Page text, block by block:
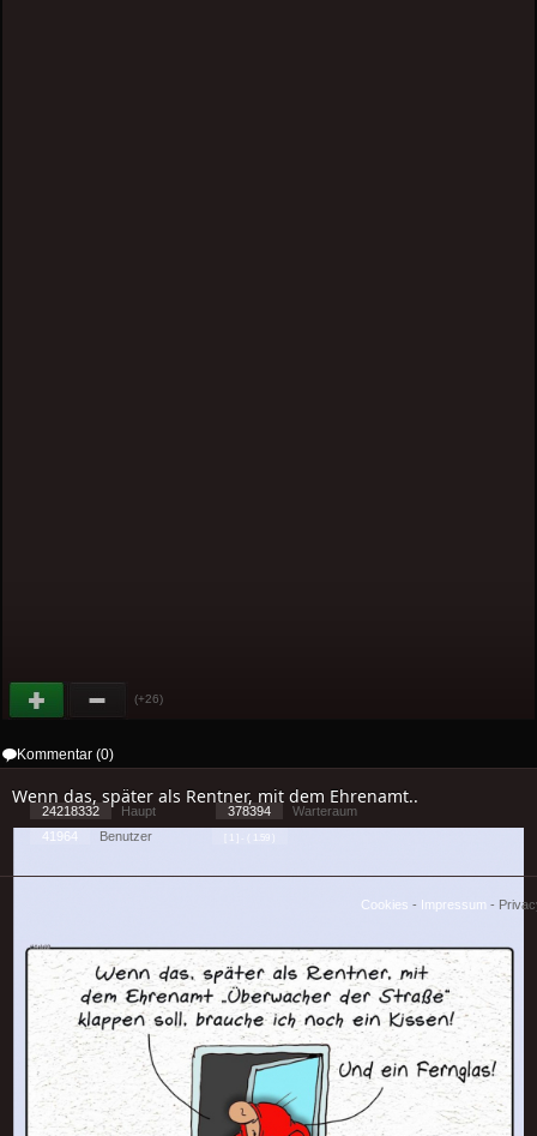
(+26)
Kommentar (0)
Wenn das, später als Rentner, mit dem Ehrenamt..
24218332 Haupt 378394
Warteraum
41964
Benutzer [ 1 ] - ( 1.59 )
Cookies - Impressum -